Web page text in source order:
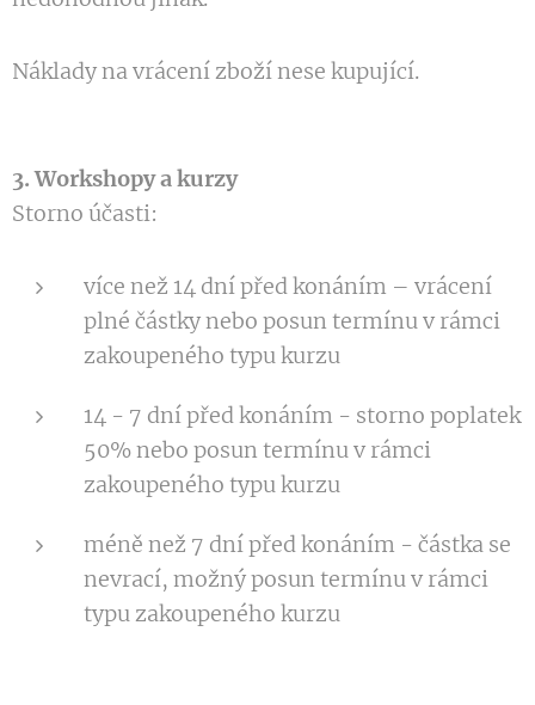
Náklady na vrácení zboží nese kupující.
3. Workshopy a kurzy
Storno účasti:
více než 14 dní před konáním – vrácení
plné částky nebo posun termínu v rámci
zakoupeného typu kurzu
14 - 7 dní před konáním - storno poplatek
50% nebo posun termínu v rámci
zakoupeného typu kurzu
méně než 7 dní před konáním - částka se
nevrací, možný posun termínu v rámci
typu zakoupeného kurzu